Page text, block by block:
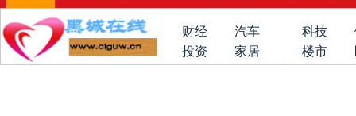
财经
汽车
投资
家居
科技
楼市